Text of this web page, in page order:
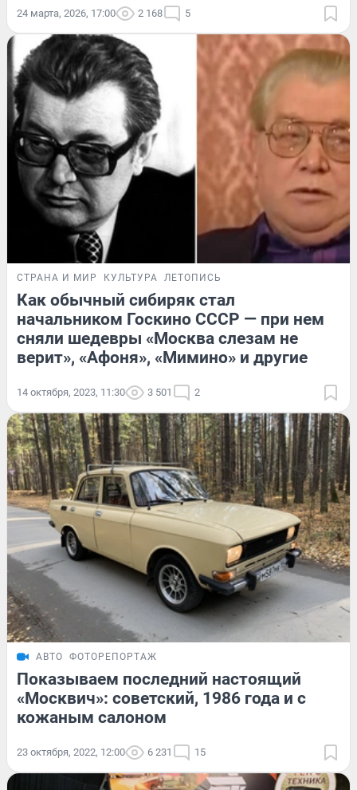
24 марта, 2026, 17:00 2 168 5
СТРАНА И МИР КУЛЬТУРА ЛЕТОПИСЬ
Как обычный сибиряк стал
начальником Госкино СССР — при нем
сняли шедевры «Москва слезам не
верит», «Афоня», «Мимино» и другие
14 октября, 2023, 11:30 3 501 2
АВТО ФОТОРЕПОРТАЖ
Показываем последний настоящий
«Москвич»: советский, 1986 года и с
кожаным салоном
23 октября, 2022, 12:00 6 231 15